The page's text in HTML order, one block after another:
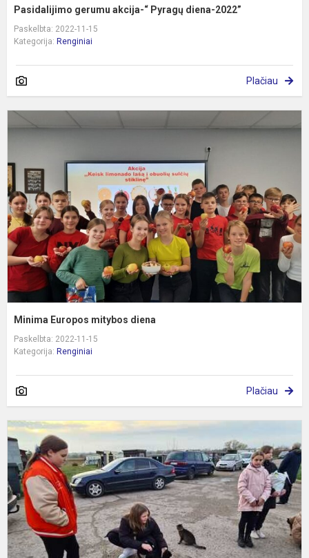
Pasidalijimo gerumu akcija-“ Pyragų diena-2022”
Paskelbta: 2022-11-15
Kategorija: Renginiai
Plačiau
Minima Europos mitybos diena
Paskelbta: 2022-11-15
Kategorija: Renginiai
Plačiau